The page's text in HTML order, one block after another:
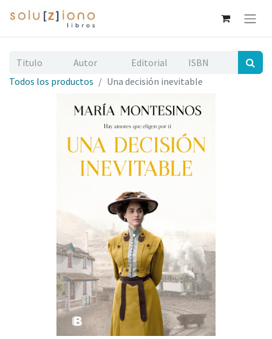
Todos los productos Una decisión inevitable